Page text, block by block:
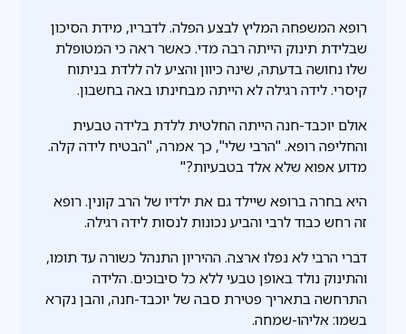
רופא המשפחה המליץ לבצע הפלה. לדבריו, מידת הסיכון
שבלידת תינוק הייתה רבה מדי. כאשר ראה כי המטופלת
שלו נחושה בדעתה, שינה כיוון והציע לה ללדת בניתוח
קיסרי. לידה רגילה לא הייתה מבחינתו באה בחשבון.
אולם יוכבד-חנה הייתה החלטית ללדת בלידה טבעית
והחליפה רופא. "הרבי שלי", כך אמרה, "הבטיח לידה קלה.
מדוע אפוא שלא אלד בטבעיות?"
היא בחרה ברופא שיילד גם את ילדיו של הרב קונין. רופא
זה רחש כבוד לרבי והביע נכונות לנסות לידה רגילה.
דברי הרבי לא נפלו ארצה. ההיריון התנהל כשורה עד תומו,
והתינוק נולד באופן טבעי ללא כל סיבוכים. הלידה
התרחשה בתאריך פטירת סבה של יוכבד-חנה, והבן נקרא
בשמו: אליהו-שמחה.